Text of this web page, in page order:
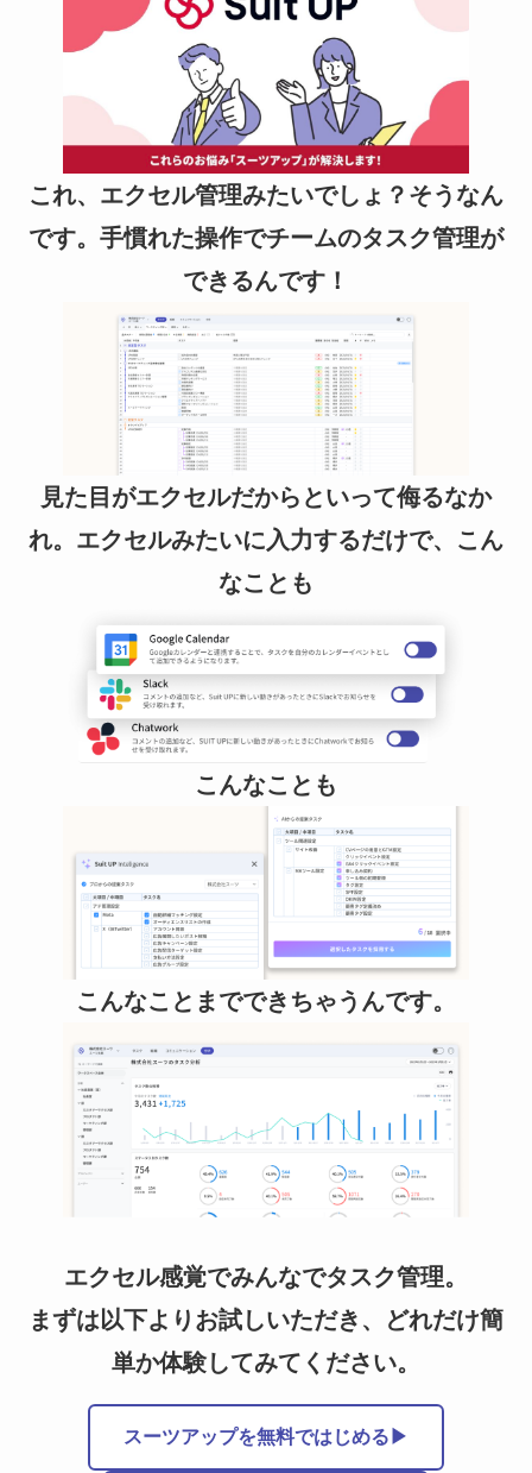
これ、エクセル管理みたいでしょ？そうなん
です。手慣れた操作でチームのタスク管理が
できるんです！
見た目がエクセルだからといって侮るなか
れ。エクセルみたいに入力するだけで、こん
なことも
こんなことも
こんなことまでできちゃうんです。
エクセル感覚でみんなでタスク管理。
まずは以下よりお試しいただき、どれだけ簡
単か体験してみてください。
スーツアップを無料ではじめる▶